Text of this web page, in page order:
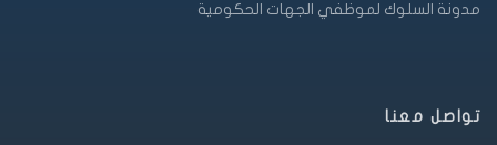
مدونة السلوك لموظفي الجهات الحكومية
تواصل معنا